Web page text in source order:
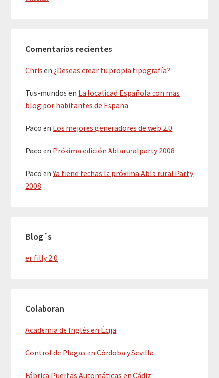
Comentarios recientes
Chris en ¿Deseas crear tu propia tipografía?
Tus-mundos en La localidad Española con mas
blog por habitantes de España
Paco en Los mejores generadores de web 2.0
Paco en Próxima edición Ablaruralparty 2008
Paco enYa tiene fechas la próxima Abla rural Party
2008
Blog´s
er filly 2.0
Colaboran
Academia de Inglés en Écija
Control de Plagas en Córdoba y Sevilla
Fábrica Puertas Automáticas en Cádiz